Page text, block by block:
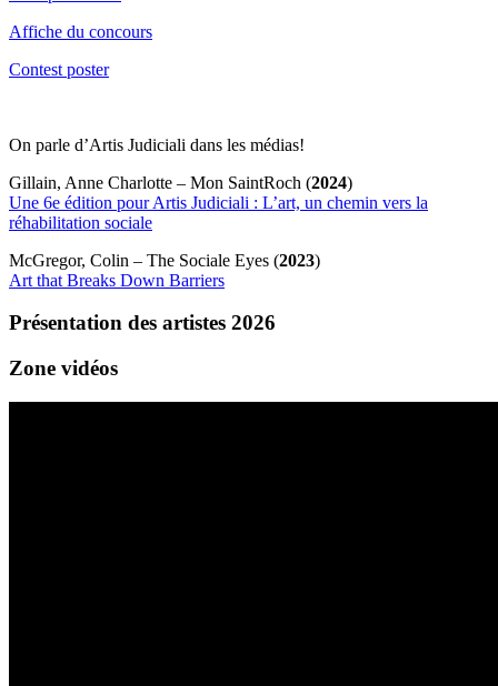
Affiche du concours
Contest poster
On parle d’Artis Judiciali dans les médias!
Gillain, Anne Charlotte – Mon SaintRoch (2024)
Une 6e édition pour Artis Judiciali : L’art, un chemin vers la
réhabilitation sociale
McGregor, Colin – The Sociale Eyes (2023)
Art that Breaks Down Barriers
Présentation des artistes 2026
Zone vidéos